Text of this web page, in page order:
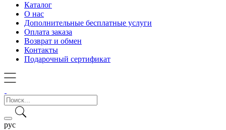
Каталог
О нас
Дополнительные бесплатные услуги
Оплата заказа
Возврат и обмен
Контакты
Подарочный сертификат
рус